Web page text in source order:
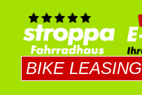
BIKE LEASING